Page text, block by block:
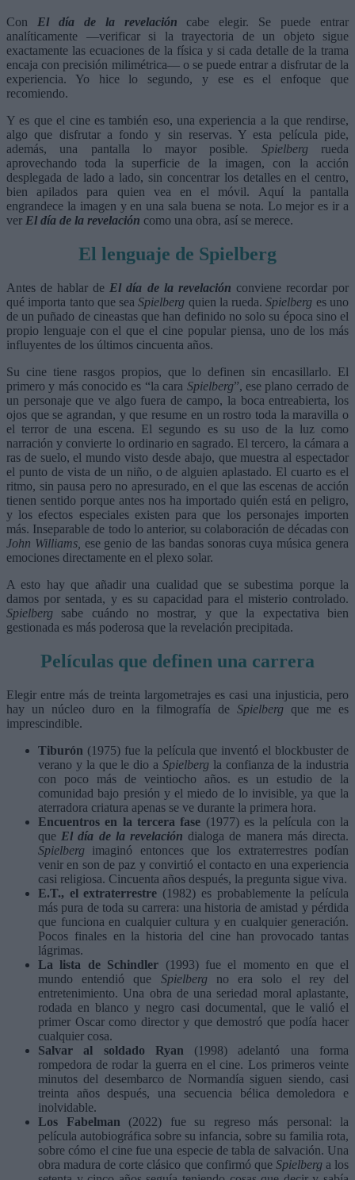
Con El día de la revelación cabe elegir. Se puede entrar
analíticamente —verificar si la trayectoria de un objeto sigue
exactamente las ecuaciones de la física y si cada detalle de la trama
encaja con precisión milimétrica— o se puede entrar a disfrutar de la
experiencia. Yo hice lo segundo, y ese es el enfoque que
recomiendo.
Y es que el cine es también eso, una experiencia a la que rendirse,
algo que disfrutar a fondo y sin reservas. Y esta película pide,
además, una pantalla lo mayor posible. Spielberg rueda
aprovechando toda la superficie de la imagen, con la acción
desplegada de lado a lado, sin concentrar los detalles en el centro,
bien apilados para quien vea en el móvil. Aquí la pantalla
engrandece la imagen y en una sala buena se nota. Lo mejor es ir a
ver El día de la revelación como una obra, así se merece.
El lenguaje de Spielberg
Antes de hablar de El día de la revelación conviene recordar por
qué importa tanto que seaSpielberg quien la rueda.Spielberg es uno
de un puñado de cineastas que han definido no solo su época sino el
propio lenguaje con el que el cine popular piensa, uno de los más
influyentes de los últimos cincuenta años.
Su cine tiene rasgos propios, que lo definen sin encasillarlo. El
primero y más conocido es “la cara Spielberg”, ese plano cerrado de
un personaje que ve algo fuera de campo, la boca entreabierta, los
ojos que se agrandan, y que resume en un rostro toda la maravilla o
el terror de una escena. El segundo es su uso de la luz como
narración y convierte lo ordinario en sagrado. El tercero, la cámara a
ras de suelo, el mundo visto desde abajo, que muestra al espectador
el punto de vista de un niño, o de alguien aplastado. El cuarto es el
ritmo, sin pausa pero no apresurado, en el que las escenas de acción
tienen sentido porque antes nos ha importado quién está en peligro,
y los efectos especiales existen para que los personajes importen
más. Inseparable de todo lo anterior, su colaboración de décadas con
John Williams, ese genio de las bandas sonoras cuya música genera
emociones directamente en el plexo solar.
A esto hay que añadir una cualidad que se subestima porque la
damos por sentada, y es su capacidad para el misterio controlado.
Spielberg sabe cuándo no mostrar, y que la expectativa bien
gestionada es más poderosa que la revelación precipitada.
Películas que definen una carrera
Elegir entre más de treinta largometrajes es casi una injusticia, pero
hay un núcleo duro en la filmografía deSpielberg que me es
imprescindible.
Tiburón (1975) fue la película que inventó el blockbuster de
verano y la que le dio a Spielberg la confianza de la industria
con poco más de veintiocho años. es un estudio de la
comunidad bajo presión y el miedo de lo invisible, ya que la
aterradora criatura apenas se ve durante la primera hora.
Encuentros en la tercera fase (1977) es la película con la
que El día de la revelación dialoga de manera más directa.
Spielberg imaginó entonces que los extraterrestres podían
venir en son de paz y convirtió el contacto en una experiencia
casi religiosa. Cincuenta años después, la pregunta sigue viva.
E.T., el extraterrestre (1982) es probablemente la película
más pura de toda su carrera: una historia de amistad y pérdida
que funciona en cualquier cultura y en cualquier generación.
Pocos finales en la historia del cine han provocado tantas
lágrimas.
La lista de Schindler (1993) fue el momento en que el
mundo entendió que Spielberg no era solo el rey del
entretenimiento. Una obra de una seriedad moral aplastante,
rodada en blanco y negro casi documental, que le valió el
primer Oscar como director y que demostró que podía hacer
cualquier cosa.
Salvar al soldado Ryan (1998) adelantó una forma
rompedora de rodar la guerra en el cine. Los primeros veinte
minutos del desembarco de Normandía siguen siendo, casi
treinta años después, una secuencia bélica demoledora e
inolvidable.
Los Fabelman (2022) fue su regreso más personal: la
película autobiográfica sobre su infancia, sobre su familia rota,
sobre cómo el cine fue una especie de tabla de salvación. Una
obra madura de corte clásico que confirmó que Spielberg a los